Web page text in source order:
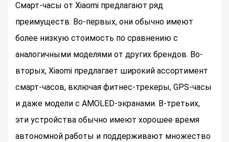
Смарт-часы от Xiaomi предлагают ряд
преимуществ. Во-первых, они обычно имеют
более низкую стоимость по сравнению с
аналогичными моделями от других брендов. Во-
вторых, Xiaomi предлагает широкий ассортимент
смарт-часов, включая фитнес-трекеры, GPS-часы
и даже модели с AMOLED-экранами. В-третьих,
эти устройства обычно имеют хорошее время
автономной работы и поддерживают множество